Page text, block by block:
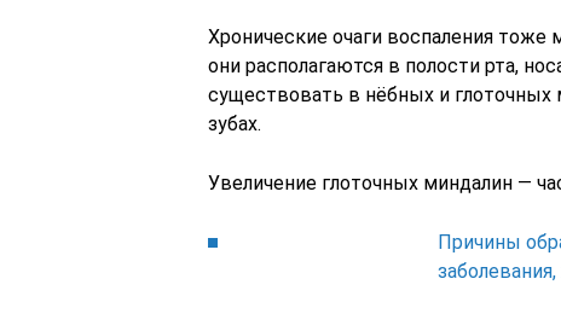
Хронические очаги воспаления тоже
они располагаются в полости рта,
существовать в нёбных и глоточных
зубах.
Увеличение глоточных миндалин —
Причины